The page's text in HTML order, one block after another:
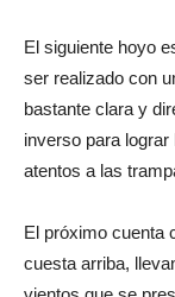
El siguiente hoyo
ser realizado con
bastante clara y
inverso para
atentos a las
El próximo cuenta
cuesta arriba,